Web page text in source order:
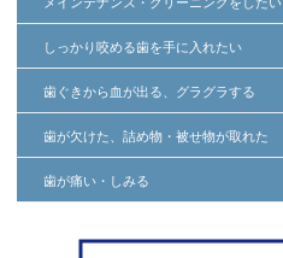
しっかり咬める歯を手に入れたい
歯ぐきから血が出る、グラグラする
歯が欠けた、詰め物・被せ物が取れた
歯が痛い・しみる